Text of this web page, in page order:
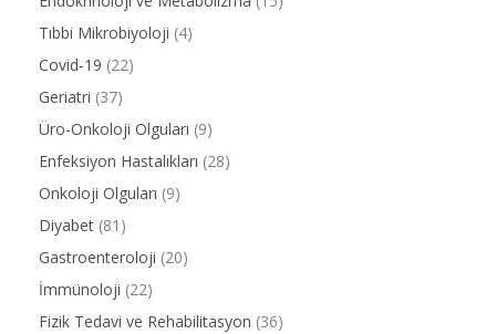
Tıbbi Mikrobiyoloji (4)
Covid-19 (22)
Geriatri (37)
Üro-Onkoloji Olguları (9)
Enfeksiyon Hastalıkları (28)
Onkoloji Olguları (9)
Diyabet (81)
Gastroenteroloji (20)
İmmünoloji (22)
Fizik Tedavi ve Rehabilitasyon (36)